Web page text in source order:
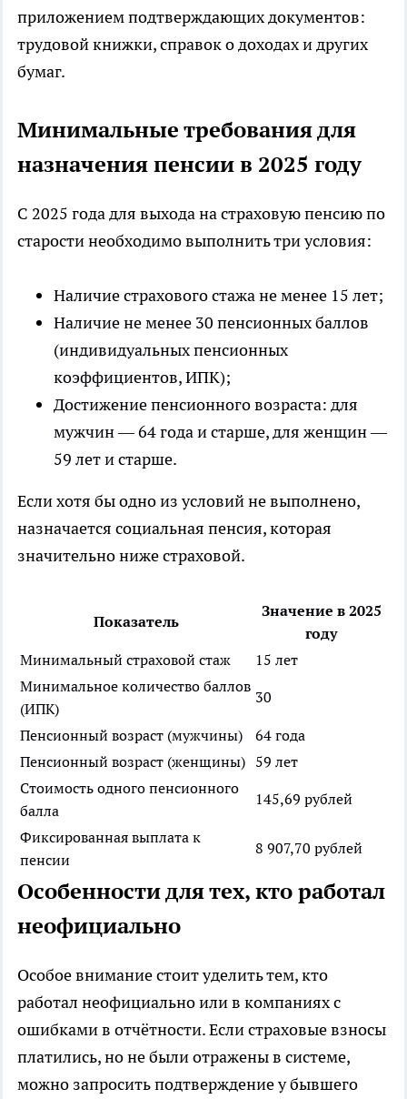
приложением подтверждающих документов:
трудовой книжки, справок о доходах и других
бумаг.
Минимальные требования для
назначения пенсии в 2025 году
С 2025 года для выхода на страховую пенсию по
старости необходимо выполнить три условия:
Наличие страхового стажа не менее 15 лет;
Наличие не менее 30 пенсионных баллов
(индивидуальных пенсионных
коэффициентов, ИПК);
Достижение пенсионного возраста: для
мужчин — 64 года и старше, для женщин —
59 лет и старше.
Если хотя бы одно из условий не выполнено,
назначается социальная пенсия, которая
значительно ниже страховой.
Показатель
Значение в 2025
году
Минимальный страховой стаж
15 лет
Минимальное количество баллов
(ИПК)
30
Пенсионный возраст (мужчины)
64 года
Пенсионный возраст (женщины) 59 лет
Стоимость одного пенсионного
балла
145,69 рублей
Фиксированная выплата к
пенсии
8 907,70 рублей
Особенности для тех, кто работал
неофициально
Особое внимание стоит уделить тем, кто
работал неофициально или в компаниях с
ошибками в отчётности. Если страховые взносы
платились, но не были отражены в системе,
можно запросить подтверждение у бывшего